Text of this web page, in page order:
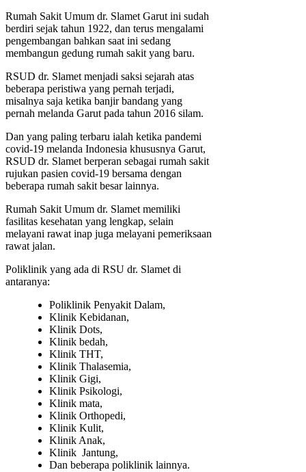
Rumah Sakit Umum dr. Slamet Garut ini sudah
berdiri sejak tahun 1922, dan terus mengalami
pengembangan bahkan saat ini sedang
membangun gedung rumah sakit yang baru.
RSUD dr. Slamet menjadi saksi sejarah atas
beberapa peristiwa yang pernah terjadi,
misalnya saja ketika banjir bandang yang
pernah melanda Garut pada tahun 2016 silam.
Dan yang paling terbaru ialah ketika pandemi
covid-19 melanda Indonesia khususnya Garut,
RSUD dr. Slamet berperan sebagai rumah sakit
rujukan pasien covid-19 bersama dengan
beberapa rumah sakit besar lainnya.
Rumah Sakit Umum dr. Slamet memiliki
fasilitas kesehatan yang lengkap, selain
melayani rawat inap juga melayani pemeriksaan
rawat jalan.
Poliklinik yang ada di RSU dr. Slamet di
antaranya:
Poliklinik Penyakit Dalam,
Klinik Kebidanan,
Klinik Dots,
Klinik bedah,
Klinik THT,
Klinik Thalasemia,
Klinik Gigi,
Klinik Psikologi,
Klinik mata,
Klinik Orthopedi,
Klinik Kulit,
Klinik Anak,
Klinik Jantung,
Dan beberapa poliklinik lainnya.